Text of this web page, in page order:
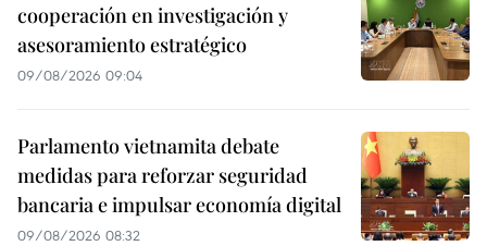
cooperación en investigación y
asesoramiento estratégico
09/08/2026 09:04
Parlamento vietnamita debate
medidas para reforzar seguridad
bancaria e impulsar economía digital
09/08/2026 08:32